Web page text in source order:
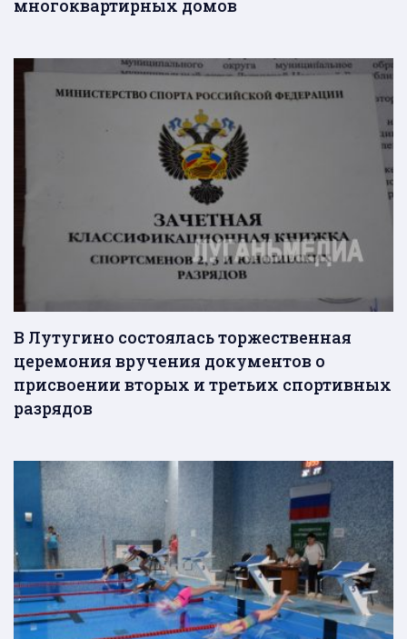
многоквартирных домов
В Лутугино состоялась торжественная
церемония вручения документов о
присвоении вторых и третьих спортивных
разрядов